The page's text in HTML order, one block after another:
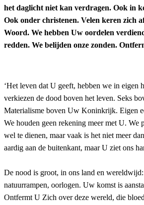
het daglicht niet kan verdragen. Ook in
Ook onder christenen. Velen keren zich
Woord. We hebben Uw oordelen
redden. We belijden onze zonden.
‘Het leven dat U geeft, hebben we in eigen
verkiezen de dood boven het leven. Seks
Materialisme boven Uw Koninkrijk. Eigen
We houden geen rekening meer met U. We
wel te dienen, maar vaak is het niet meer
aardig aan de buitenkant, maar U ziet ons
De nood is groot, in ons land en wereldwijd:
natuurrampen, oorlogen. Uw komst is
Ontfermt U Zich over deze wereld, die